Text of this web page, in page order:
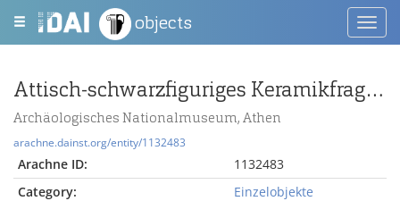
objects
Attisch-schwarzfiguriges Keramikfragment mit Palmette
Archäologisches Nationalmuseum, Athen
arachne.dainst.org/entity/1132483
Arachne ID:
1132483
Category:
Einzelobjekte